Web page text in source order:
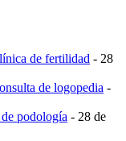
de fertilidad - 28
de logopedia -
podología - 28 de